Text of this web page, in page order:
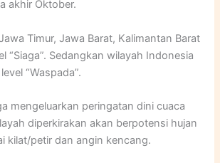
akhir Oktober.
Timur, Jawa Barat, Kalimantan Barat
“Siaga”. Sedangkan wilayah Indonesia
“Waspada”.
mengeluarkan peringatan dini cuaca
diperkirakan akan berpotensi hujan
kilat/petir dan angin kencang.